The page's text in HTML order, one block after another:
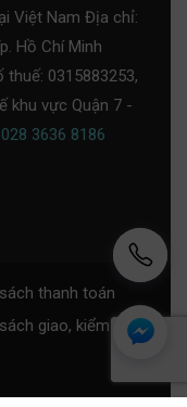
Việt Nam Địa chỉ:
Hồ Chí Minh
thuế: 0315883253,
khu vực Quận 7 -
028 3636 8186
thanh toán
giao, kiểm tra